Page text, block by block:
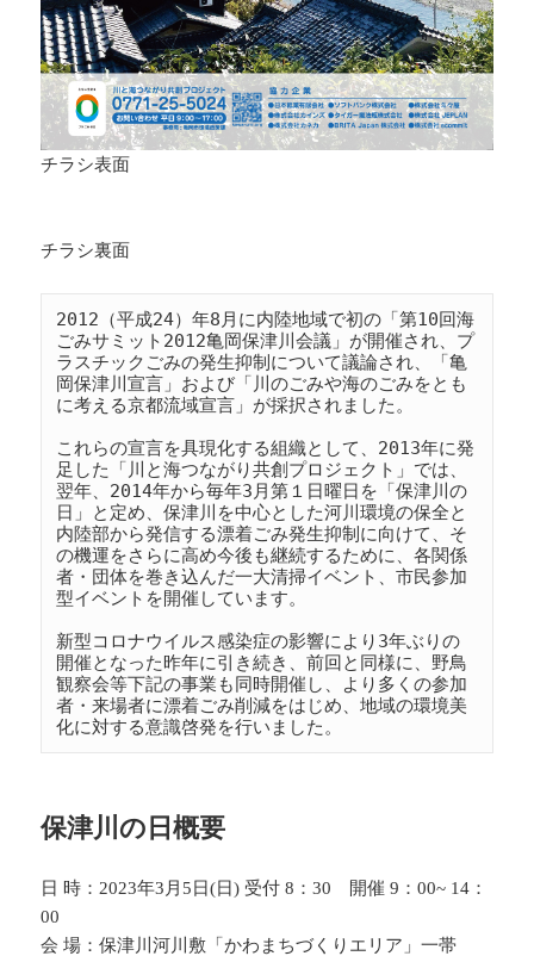
チラシ表面
チラシ裏面
2012（平成24）年8月に内陸地域で初の「第10回海
ごみサミット2012亀岡保津川会議」が開催され、プ
ラスチックごみの発生抑制について議論され、「亀
岡保津川宣言」および「川のごみや海のごみをとも
に考える京都流域宣言」が採択されました。
これらの宣言を具現化する組織として、2013年に発
足した「川と海つながり共創プロジェクト」では、
翌年、2014年から毎年3月第１日曜日を「保津川の
日」と定め、保津川を中心とした河川環境の保全と
内陸部から発信する漂着ごみ発生抑制に向けて、そ
の機運をさらに高め今後も継続するために、各関係
者・団体を巻き込んだ一大清掃イベント、市民参加
型イベントを開催しています。
新型コロナウイルス感染症の影響により3年ぶりの
開催となった昨年に引き続き、前回と同様に、野鳥
観察会等下記の事業も同時開催し、より多くの参加
者・来場者に漂着ごみ削減をはじめ、地域の環境美
保津川の日概要
日 時：2023年3月5日(日) 受付 8：30 開催 9：00~ 14：
00
会 場：保津川河川敷「かわまちづくりエリア」一帯